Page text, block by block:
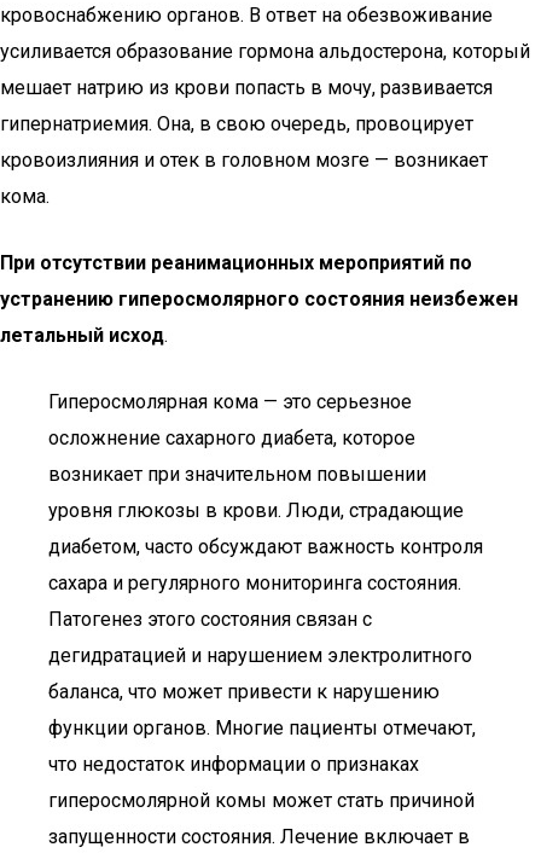
кровоснабжению органов. В ответ на обезвоживание
усиливается образование гормона альдостерона, который
мешает натрию из крови попасть в мочу, развивается
гипернатриемия. Она, в свою очередь, провоцирует
кровоизлияния и отек в головном мозге — возникает
кома.
При отсутствии реанимационных мероприятий по
устранению гиперосмолярного состояния неизбежен
летальный исход.
Гиперосмолярная кома — это серьезное
осложнение сахарного диабета, которое
возникает при значительном повышении
уровня глюкозы в крови. Люди, страдающие
диабетом, часто обсуждают важность контроля
сахара и регулярного мониторинга состояния.
Патогенез этого состояния связан с
дегидратацией и нарушением электролитного
баланса, что может привести к нарушению
функции органов. Многие пациенты отмечают,
что недостаток информации о признаках
гиперосмолярной комы может стать причиной
запущенности состояния. Лечение включает в